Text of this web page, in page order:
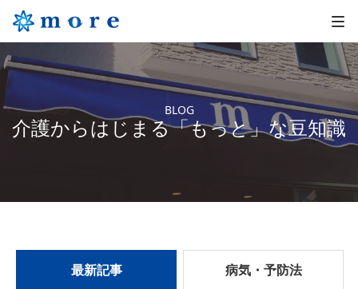
BLOG
介護からはじまる「もっと」な豆知識
最新記事 病気・予防法